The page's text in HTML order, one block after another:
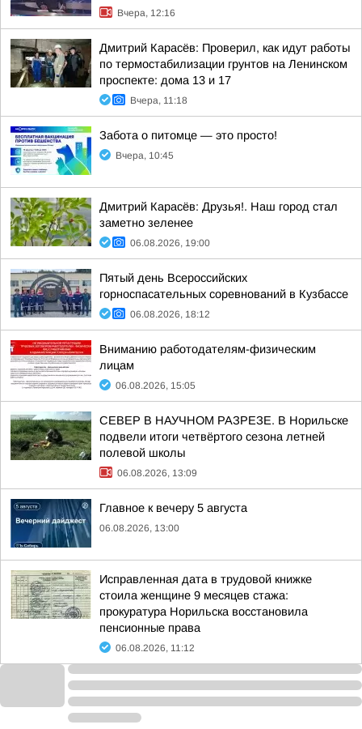
Вчера, 12:16
Дмитрий Карасёв: Проверил, как идут работы
по термостабилизации грунтов на Ленинском
проспекте: дома 13 и 17
Вчера, 11:18
Забота о питомце — это просто!
Вчера, 10:45
Дмитрий Карасёв: Друзья!. Наш город стал
заметно зеленее
06.08.2026, 19:00
Пятый день Всероссийских
горноспасательных соревнований в Кузбассе
06.08.2026, 18:12
Вниманию работодателям-физическим
лицам
06.08.2026, 15:05
СЕВЕР В НАУЧНОМ РАЗРЕЗЕ. В Норильске
подвели итоги четвёртого сезона летней
полевой школы
06.08.2026, 13:09
Главное к вечеру 5 августа
06.08.2026, 13:00
Исправленная дата в трудовой книжке
стоила женщине 9 месяцев стажа:
прокуратура Норильска восстановила
пенсионные права
06.08.2026, 11:12